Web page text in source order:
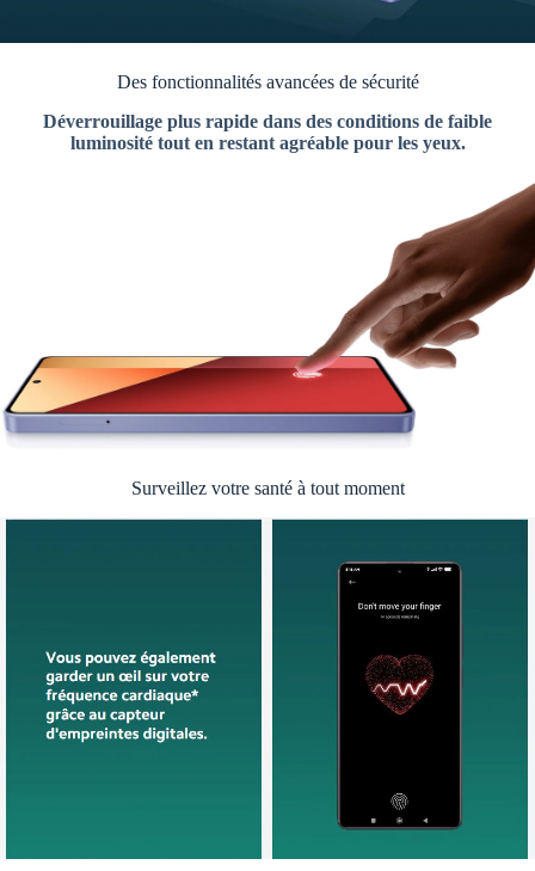
Des fonctionnalités avancées de sécurité
Déverrouillage plus rapide dans des conditions de faible
luminosité tout en restant agréable pour les yeux.
Surveillez votre santé à tout moment